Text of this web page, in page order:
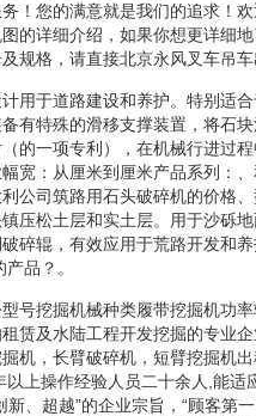
！您的满意就是我们的追求！
的详细介绍，如果你想更详细
规格，请直接北京永风叉车吊车
用于道路建设和养护。特别适
有特殊的滑移支撑装置，将石
的一项专利），在机械行进过
宽：从厘米到厘米产品系列：
公司筑路用石头破碎机的价格
压松土层和实土层。用于沙砾
碎辊，有效应用于荒路开发和
品？。
号挖掘机械种类履带挖掘机功
赁及水陆工程开发挖掘的专业
机，长臂破碎机，短臂挖掘机
上操作经验人员二十余人,能
、超越”的企业宗旨，“顾客第